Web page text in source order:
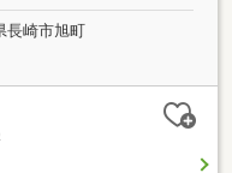
長崎市旭町